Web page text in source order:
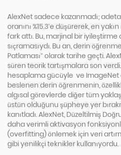
AlexNet sadece kazanmadı;
oranını %15.3’e düşürerek, en
fark attı. Bu, marjinal bir
sıçramasıydı. Bu an, derin
Patlaması” olarak tarihe geçti.
süren teorik tartışmalara son verdi.
hesaplama gücüyle ve ImageNet
beslenen derin öğrenmenin,
algısal görevlerde diğer tüm
üstün olduğunu şüpheye yer
kanıtladı. AlexNet, Düzeltilmiş
daha verimli aktivasyon
(overfitting) önlemek için veri
gibi yenilikçi teknikler kullanıyordu.